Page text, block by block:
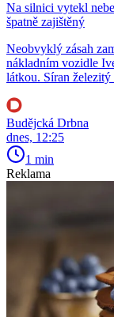
Na silnici vytekl
špatně zajištěný
Neobvyklý zásah
nákladním vozidle
látkou. Síran
Budějcká Drbna
dnes, 12:25
1 min
Reklama